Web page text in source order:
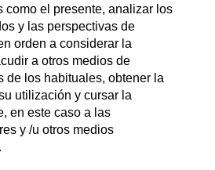
como el presente, analizar los
y las perspectivas de
orden a considerar la
a otros medios de
de los habituales, obtener la
utilización y cursar la
en este caso a las
y /u otros medios